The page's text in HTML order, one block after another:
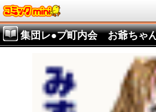
集団レ●プ町内会 お爺ちゃ